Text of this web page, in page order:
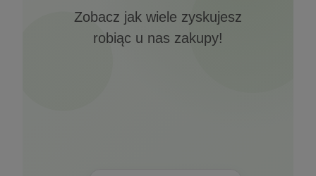
Zobacz jak wiele zyskujesz
robiąc u nas zakupy!